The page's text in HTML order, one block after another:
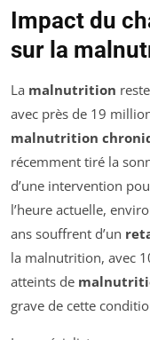
Impact du
sur la
La malnutrition
avec près de 19
malnutrition
récemment tiré la
d’une intervention
l’heure actuelle,
ans souffrent d’un
la malnutrition, avec
atteints de
grave de cette